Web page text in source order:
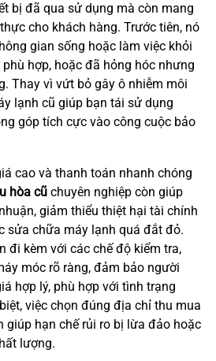
bị đã qua sử dụng mà còn mang
cho khách hàng. Trước tiên, nó
gian sống hoặc làm việc khỏi
hợp, hoặc đã hỏng hóc nhưng
Thay vì vứt bỏ gây ô nhiễm môi
lạnh cũ giúp bạn tái sử dụng
góp tích cực vào công cuộc bảo
cao và thanh toán nhanh chóng
hòa cũchuyên nghiệp còn giúp
giảm thiểu thiệt hại tài chính
sửa chữa máy lạnh quá đắt đỏ.
đi kèm với các chế độ kiểm tra,
móc rõ ràng, đảm bảo người
hợp lý, phù hợp với tình trạng
việc chọn đúng địa chỉ thu mua
giúp hạn chế rủi ro bị lừa đảo hoặc
lượng.